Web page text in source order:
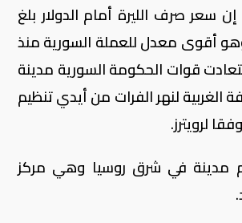
سعر صرف الليرة أمام الدولار بلغ
وهو أقوى معدل للعملة السورية منذ
قوات الحكومة السورية مدينة
الغربية لنهر الفرات من أيدي تنظيم
لرويترز.
مدينة في شرق روسيا وهي مركز